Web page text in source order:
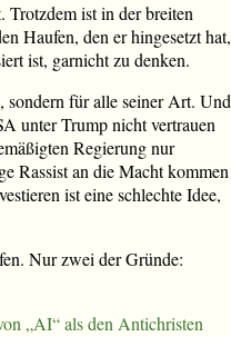
Trotzdem ist in der breiten
Haufen, den er hingesetzt hat,
ist, garnicht zu denken.
für alle seiner Art. Und
unter Trump nicht vertrauen
Regierung nur
Rassist an die Macht kommen
ist eine schlechte Idee,
Nur zwei der Gründe:
„AI“ als den Antichristen